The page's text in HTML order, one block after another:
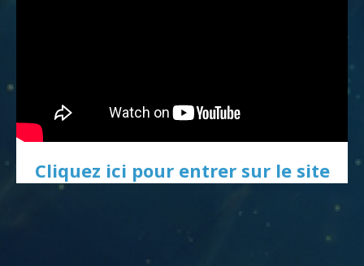
Cliquez ici pour entrer sur le site